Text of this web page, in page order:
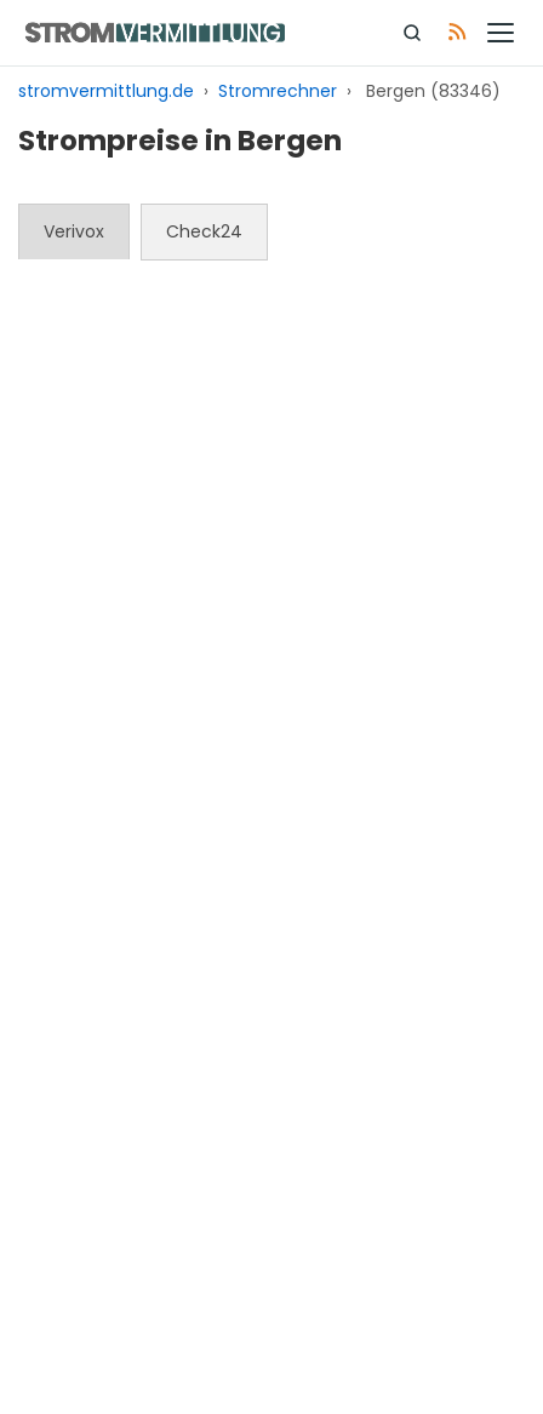
Inhalt
springen
stromvermittlung.de › Stromrechner › Bergen (83346)
Strompreise in Bergen
Verivox Check24